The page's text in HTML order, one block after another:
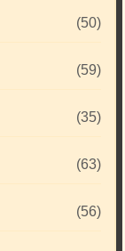
(50)
(59)
(35)
(63)
(56)